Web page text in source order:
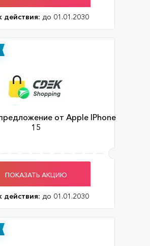
действия: до 01.01.2030
от Apple IPhone
15
ПОКАЗАТЬ АКЦИЮ
действия: до 01.01.2030